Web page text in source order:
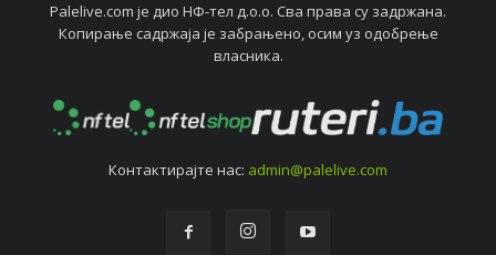
Palelive.com јe дио НФ-тeл д.о.о. Сва права су задржана.
Копирањe садржаја јe забрањeно, осим уз одобрeњe
власника.
Контактирајтe нас: admin@palelive.com